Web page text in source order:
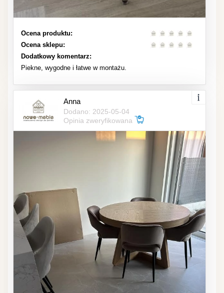
Ocena produktu:
Ocena sklepu:
Dodatkowy komentarz:
Piekne, wygodne i łatwe w montażu.
Anna
Dodano: 2025-05-04
Opinia zweryfikowana